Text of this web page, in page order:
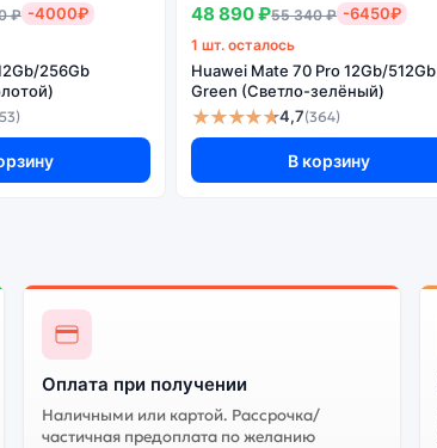
сервисов не гарантируется.
₽ -4000₽
256Gb
48 890 ₽55 340 ₽ -6450₽
1 шт. осталось
Huawei Mate 70 Pro 12Gb/512Gb
Green (Светло-зелёный)
★★★★★4,7(364)
В корзину
Оплата при получении
Наличными или картой. Рассрочка/
частичная предоплата по желанию